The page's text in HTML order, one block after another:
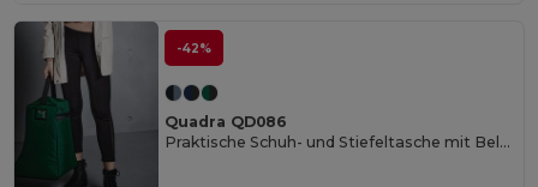
-42%
Quadra QD086
Praktische Schuh- und Stiefeltasche mit Belüftung